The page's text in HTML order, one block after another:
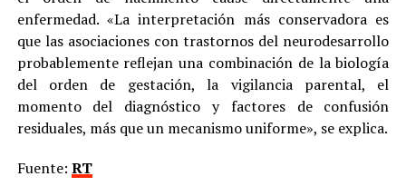
enfermedad. «La interpretación más conservadora es
que las asociaciones con trastornos del neurodesarrollo
probablemente reflejan una combinación de la biología
del orden de gestación, la vigilancia parental, el
momento del diagnóstico y factores de confusión
residuales, más que un mecanismo uniforme», se explica.
Fuente: RT